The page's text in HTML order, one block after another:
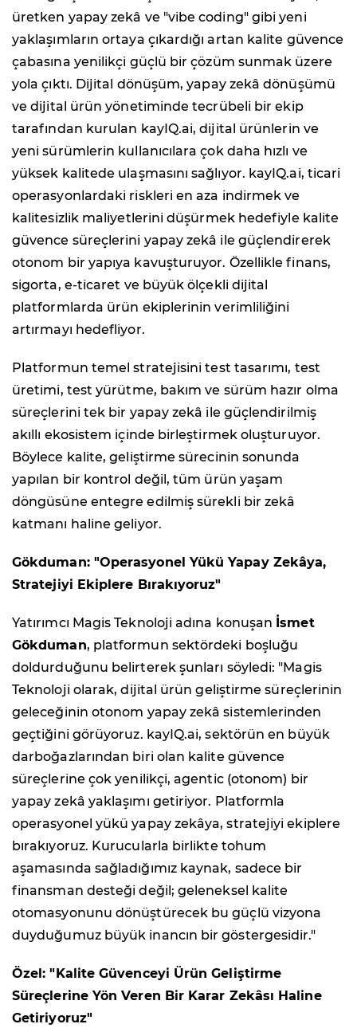
üretken yapay zekâ ve "vibe coding" gibi yeni
yaklaşımların ortaya çıkardığı artan kalite güvence
çabasına yenilikçi güçlü bir çözüm sunmak üzere
yola çıktı. Dijital dönüşüm, yapay zekâ dönüşümü
ve dijital ürün yönetiminde tecrübeli bir ekip
tarafından kurulan kayIQ.ai, dijital ürünlerin ve
yeni sürümlerin kullanıcılara çok daha hızlı ve
yüksek kalitede ulaşmasını sağlıyor. kayIQ.ai, ticari
operasyonlardaki riskleri en aza indirmek ve
kalitesizlik maliyetlerini düşürmek hedefiyle kalite
güvence süreçlerini yapay zekâ ile güçlendirerek
otonom bir yapıya kavuşturuyor. Özellikle finans,
sigorta, e-ticaret ve büyük ölçekli dijital
platformlarda ürün ekiplerinin verimliliğini
artırmayı hedefliyor.
Platformun temel stratejisini test tasarımı, test
üretimi, test yürütme, bakım ve sürüm hazır olma
süreçlerini tek bir yapay zekâ ile güçlendirilmiş
akıllı ekosistem içinde birleştirmek oluşturuyor.
Böylece kalite, geliştirme sürecinin sonunda
yapılan bir kontrol değil, tüm ürün yaşam
döngüsüne entegre edilmiş sürekli bir zekâ
katmanı haline geliyor.
Gökduman: "Operasyonel Yükü Yapay Zekâya,
Stratejiyi Ekiplere Bırakıyoruz"
Yatırımcı Magis Teknoloji adına konuşan İsmet
Gökduman, platformun sektördeki boşluğu
doldurduğunu belirterek şunları söyledi: "Magis
Teknoloji olarak, dijital ürün geliştirme süreçlerinin
geleceğinin otonom yapay zekâ sistemlerinden
geçtiğini görüyoruz. kayIQ.ai, sektörün en büyük
darboğazlarından biri olan kalite güvence
süreçlerine çok yenilikçi, agentic (otonom) bir
yapay zekâ yaklaşımı getiriyor. Platformla
operasyonel yükü yapay zekâya, stratejiyi ekiplere
bırakıyoruz. Kurucularla birlikte tohum
aşamasında sağladığımız kaynak, sadece bir
finansman desteği değil; geleneksel kalite
otomasyonunu dönüştürecek bu güçlü vizyona
duyduğumuz büyük inancın bir göstergesidir."
Özel: "Kalite Güvenceyi Ürün Geliştirme
Süreçlerine Yön Veren Bir Karar Zekâsı Haline
Getiriyoruz"